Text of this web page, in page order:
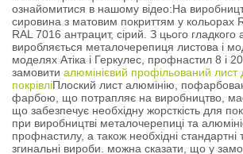
ознайомитися в нашому відео:На
сировина з матовим покриттям у кольорах
RAL 7016 антрацит, сірий. З цього гладкого
виробляється металочерепиця листова і
моделях Атіка і Геркулес, профнастил 8 і
замовити алюмінієвий профільований лист
покрівліПлоский лист алюмінію,
фарбою, що потрапляє на виробництво,
що забезпечує необхідну жорсткість для
при виробництві металочерепиці та
профнастилу, а також необхідні стандартні
згинальні вироби. можна сказати, що у